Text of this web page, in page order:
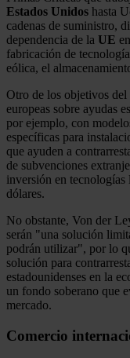
Estados Unidos hasta
cadenas de suministro,
dependencia de la UE en
fabricación de
eólica, el
Otro de los objetivos del
europeas sobre ayudas
por ejemplo, con
específicas para
que ayuden a
de subvenciones
inversión en
dólares.
No obstante, Von der
serán "una solución
podrán utilizar", por lo
solución para
estadounidenses en la
un fondo soberano que
mercado.
Comercio